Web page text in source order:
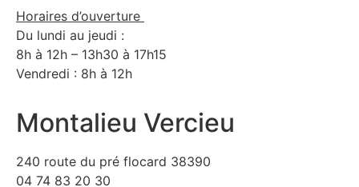
Horaires d’ouverture
Du lundi au jeudi :
8h à 12h – 13h30 à 17h15
Vendredi : 8h à 12h
Montalieu Vercieu
240 route du pré flocard 38390
04 74 83 20 30